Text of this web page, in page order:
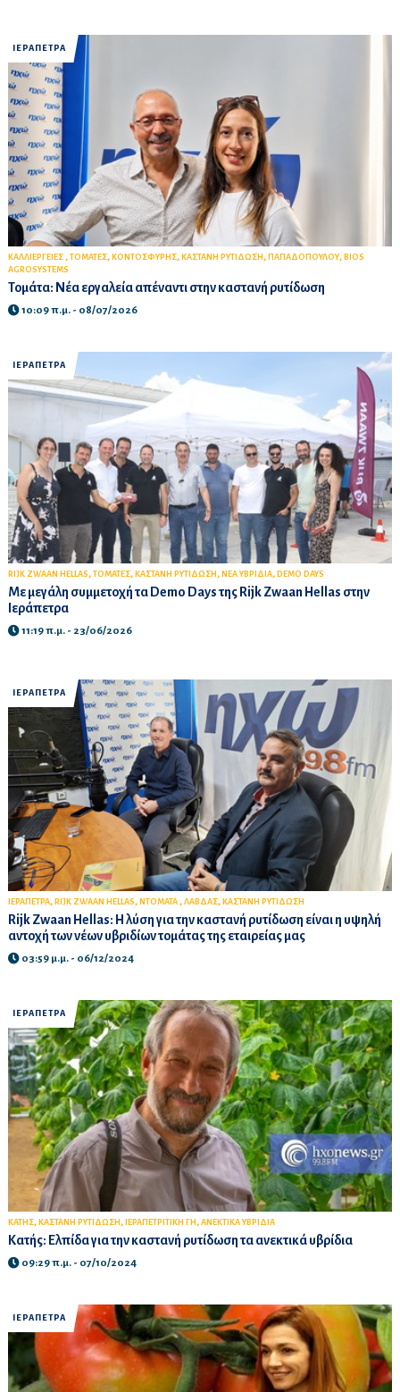
ΙΕΡΑΠΕΤΡΑ
ΚΑΛΛΙΕΡΓΕΙΕΣ , ΤΟΜΑΤΕΣ, ΚΟΝΤΟΣΦΥΡΗΣ, ΚΑΣΤΑΝΗ ΡΥΤΙΔΩΣΗ , ΠΑΠΑΔΟΠΟΥΛΟΥ, BIOS
AGROSYSTEMS
Τομάτα: Νέα εργαλεία απέναντι στην καστανή ρυτίδωση
10:09 π.μ. - 08/07/2026
ΙΕΡΑΠΕΤΡΑ
RIJK ZWAAN HELLAS, ΤΟΜΑΤΕΣ, ΚΑΣΤΑΝΗ ΡΥΤΙΔΩΣΗ , ΝΕΑ ΥΒΡΙΔΙΑ, DEMO DAYS
Με μεγάλη συμμετοχή τα Demo Days της Rijk Zwaan Hellas στην
Ιεράπετρα
11:19 π.μ. - 23/06/2026
ΙΕΡΑΠΕΤΡΑ
ΙΕΡΑΠΕΤΡΑ, RIJK ZWAAN HELLAS, ΝΤΟΜΑΤΑ , ΛΑΒΔΑΣ, ΚΑΣΤΑΝΗ ΡΥΤΙΔΩΣΗ
Rijk Zwaan Hellas: Η λύση για την καστανή ρυτίδωση είναι η υψηλή
αντοχή των νέων υβριδίων τομάτας της εταιρείας μας
03:59 μ.μ. - 06/12/2024
ΙΕΡΑΠΕΤΡΑ
ΚΑΤΗΣ, ΚΑΣΤΑΝΗ ΡΥΤΙΔΩΣΗ , ΙΕΡΑΠΕΤΡΙΤΙΚΗ ΓΗ , ΑΝΕΚΤΙΚΑ ΥΒΡΙΔΙΑ
Κατής: Ελπίδα για την καστανή ρυτίδωση τα ανεκτικά υβρίδια
09:29 π.μ. - 07/10/2024
ΙΕΡΑΠΕΤΡΑ